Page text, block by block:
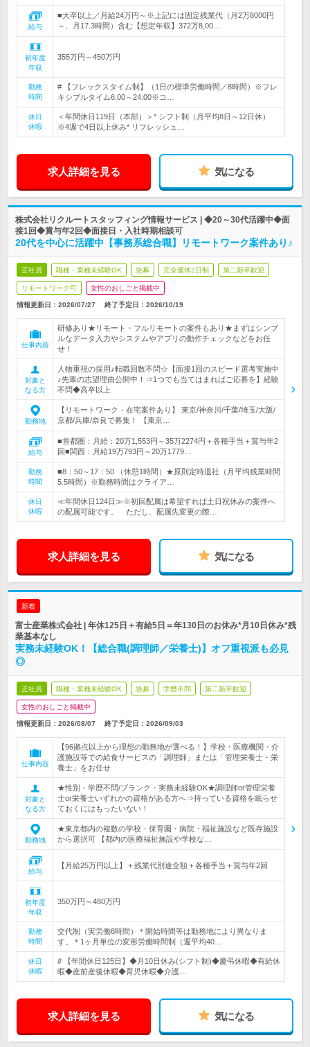
給与
■大卒以上／月給24万円～※上記には固定残業代（月2万8000円
～、月17.3時間）含む【想定年収】372万8,00…
初年度
年収
355万円～450万円
勤務
時間
# 【フレックスタイム制】（1日の標準労働時間／8時間）※フレ
キシブルタイム6:00～24:00※コ…
休日
休暇
＜年間休日119日（本部）＞* シフト制（月平均8日～12日休）
※4週で4日以上休み* リフレッシュ…
求人詳細を見る 気になる
株式会社リクルートスタッフィング情報サービス | ◆20～30代活躍中◆面
接1回◆賞与年2回◆面接日・入社時期相談可
20代を中心に活躍中【事務系総合職】リモートワーク案件あり♪
正社員 職種・業種未経験OK 急募 完全週休2日制 第二新卒歓迎
リモートワーク可 女性のおしごと掲載中
情報更新日：2026/07/27 終了予定日： 2026/10/19
仕事内容
研修あり★リモート・フルリモートの案件もあり★まずはシンプ
ルなデータ入力やシステムやアプリの動作チェックなどをお任
せ！
対象と
なる方
人物重視の採用♪転職回数不問☆【面接1回のスピード選考実施中
♪先輩の志望理由公開中！⇒1つでも当てはまればご応募を】経験
不問◆高卒以上
勤務地
【リモートワーク・在宅案件あり】 東京/神奈川/千葉/埼玉/大阪/
京都/兵庫/奈良で募集！ 【東京…
給与
■首都圏：月給：20万1,553円～35万2274円＋各種手当＋賞与年2
回■関西：月給19万793円～20万1779…
勤務
時間
■8：50～17：50 （休憩1時間）★原則定時退社（月平均残業時間
5.5時間）※勤務時間はクライア…
休日
休暇
≪年間休日124日≫※初回配属は希望すれば土日祝休みの案件へ
の配属可能です。 ただし、配属先変更の際…
求人詳細を見る 気になる
新着
富士産業株式会社 | 年休125日＋有給5日＝年130日のお休み*月10日休み*残
業基本なし
実務未経験OK！【総合職(調理師／栄養士)】オフ重視派も必見
◎
正社員 職種・業種未経験OK 急募 学歴不問 第二新卒歓迎
女性のおしごと掲載中
情報更新日：2026/08/07 終了予定日： 2026/09/03
仕事内容
【96拠点以上から理想の勤務地が選べる！】学校・医療機関・介
護施設等での給食サービスの「調理師」または「管理栄養士・栄
養士」をお任せ
対象と
なる方
★性別・学歴不問/ブランク・実務未経験OK★調理師or管理栄養
士or栄養士いずれかの資格がある方へ⇒持っている資格を眠らせ
ておくにはもったいない！
勤務地
★東京都内の複数の学校・保育園・病院・福祉施設など既存施設
から選択可 【都内の医療福祉施設や学校な…
給与
【月給25万円以上】＋残業代別途全額＋各種手当＋賞与年2回
初年度
年収
350万円～480万円
勤務
時間
交代制（実労働8時間）＊開始時間等は勤務地により異なりま
す。＊1ヶ月単位の変形労働時間制（週平均40…
休日
休暇
# 【年間休日125日】◆月10日休み(シフト制)◆慶弔休暇◆有給休
暇◆産前産後休暇◆育児休暇◆介護…
求人詳細を見る 気になる